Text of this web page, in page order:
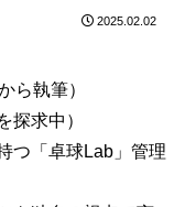
2025.02.02
ら執筆）
探求中）
つ「卓球Lab」管理